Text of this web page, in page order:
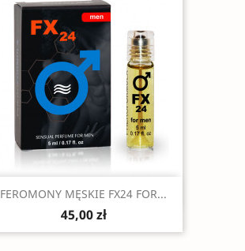
Szybki podgląd
FEROMONY MĘSKIE FX24 FOR...
45,00 zł